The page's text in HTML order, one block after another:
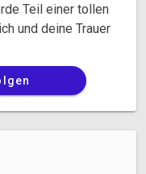
Teil einer tollen
und deine Trauer